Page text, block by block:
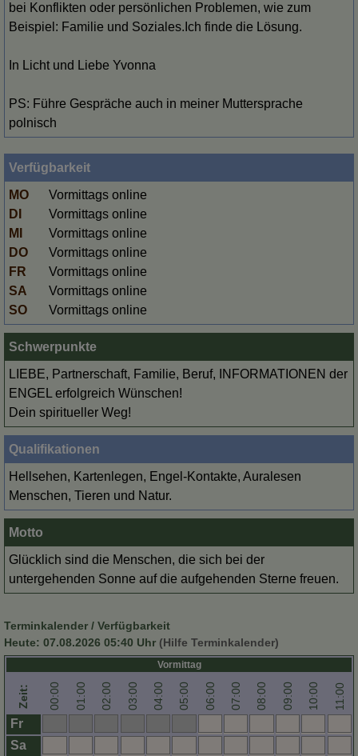
bei Konflikten oder persönlichen Problemen, wie zum
Beispiel: Familie und Soziales.Ich finde die Lösung.
In Licht und Liebe Yvonna
PS: Führe Gespräche auch in meiner Muttersprache
polnisch
Verfügbarkeit
MO
Vormittags online
DI
Vormittags online
MI
Vormittags online
DO
Vormittags online
FR
Vormittags online
SA
Vormittags online
SO
Vormittags online
Schwerpunkte
LIEBE, Partnerschaft, Familie, Beruf, INFORMATIONEN der
ENGEL erfolgreich Wünschen!
Dein spiritueller Weg!
Qualifikationen
Hellsehen, Kartenlegen, Engel-Kontakte, Auralesen
Menschen, Tieren und Natur.
Motto
Glücklich sind die Menschen, die sich bei der
untergehenden Sonne auf die aufgehenden Sterne freuen.
Terminkalender / Verfügbarkeit
Heute: 07.08.2026 05:40 Uhr (Hilfe Terminkalender)
Vormittag
Zeit: 00:00 01:00 02:00 03:00 04:00 05:00 06:00 07:00 08:00 09:00 10:00 11:00
Fr
Sa